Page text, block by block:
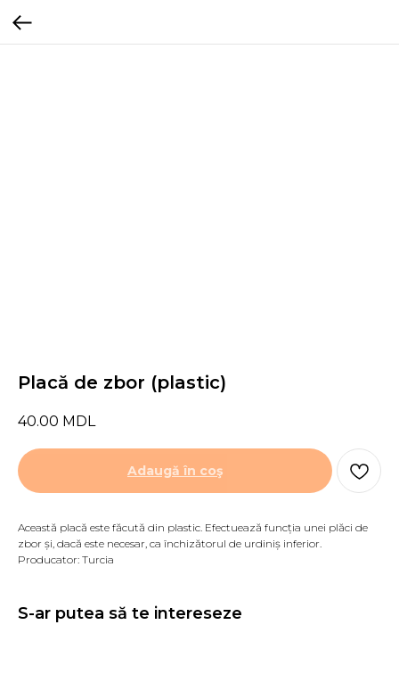
Placă de zbor (plastic)
40.00 MDL
Adaugă în coş
Această placă este făcută din plastic. Efectuează funcția unei plăci de
zbor și, dacă este necesar, ca închizătorul de urdiniș inferior.
Producator: Turcia
S-ar putea să te intereseze